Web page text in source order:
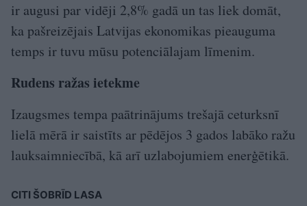
ir augusi par vidēji 2,8% gadā un tas liek domāt,
ka pašreizējais Latvijas ekonomikas pieauguma
temps ir tuvu mūsu potenciālajam līmenim.
Rudens ražas ietekme
Izaugsmes tempa paātrinājums trešajā ceturksnī
lielā mērā ir saistīts ar pēdējos 3 gados labāko ražu
lauksaimniecībā, kā arī uzlabojumiem enerģētikā.
CITI ŠOBRĪD LASA